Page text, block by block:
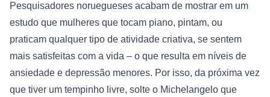
Pesquisadores noruegueses acabam de mostrar em um
estudo que mulheres que tocam piano, pintam, ou
praticam qualquer tipo de atividade criativa, se sentem
mais satisfeitas com a vida – o que resulta em níveis de
ansiedade e depressão menores. Por isso, da próxima vez
que tiver um tempinho livre, solte o Michelangelo que